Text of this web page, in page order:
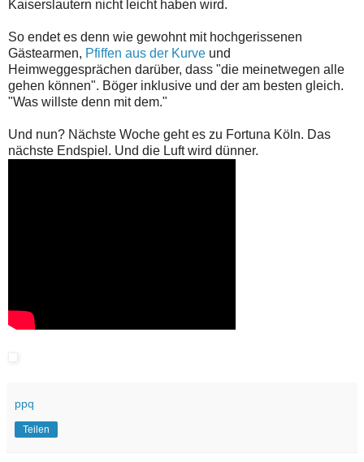
Kaiserslautern nicht leicht haben wird.
So endet es denn wie gewohnt mit hochgerissenen
Gästearmen, Pfiffen aus der Kurve und
Heimweggesprächen darüber, dass "die meinetwegen alle
gehen können". Böger inklusive und der am besten gleich.
"Was willste denn mit dem."
Und nun? Nächste Woche geht es zu Fortuna Köln. Das
nächste Endspiel. Und die Luft wird dünner.
ppq
Teilen